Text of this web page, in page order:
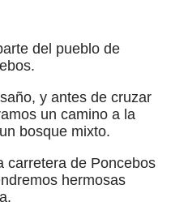
del pueblo de
y antes de cruzar
un camino a la
bosque mixto.
carretera de Poncebos
hermosas